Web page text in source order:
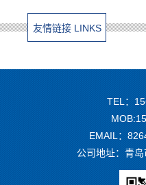
友情链接 LINKS
TEL：
EMAIL：
公司地址：青